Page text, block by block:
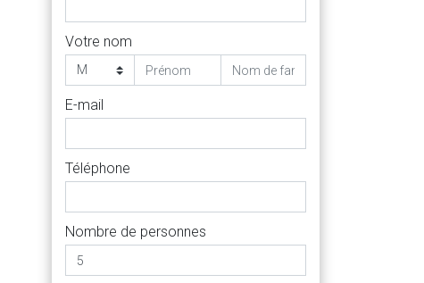
Votre nom
E-mail
Téléphone
Nombre de personnes